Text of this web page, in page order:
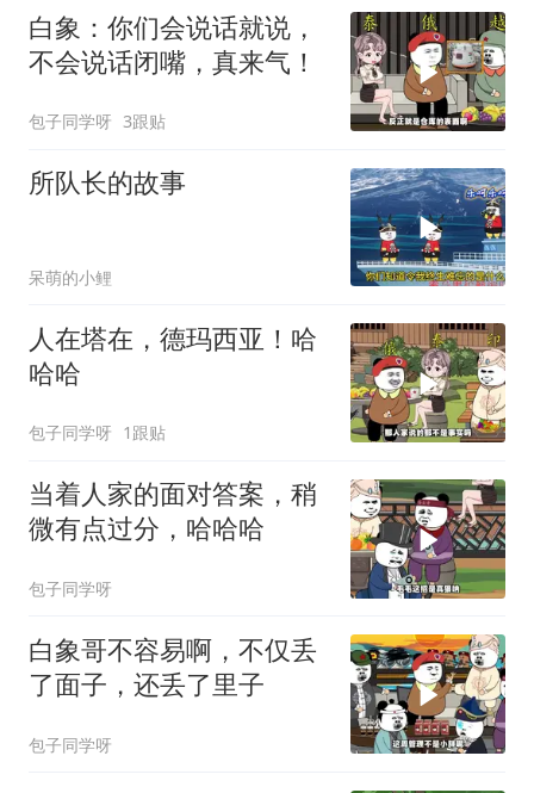
白象：你们会说话就说，
不会说话闭嘴，真来气！
包子同学呀 3跟贴
所队长的故事
呆萌的小鲤
人在塔在，德玛西亚！哈
哈哈
包子同学呀 1跟贴
当着人家的面对答案，稍
微有点过分，哈哈哈
包子同学呀
白象哥不容易啊，不仅丢
了面子，还丢了里子
包子同学呀